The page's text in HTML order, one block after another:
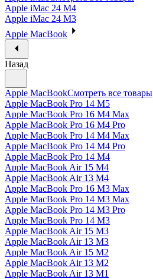
Apple iMac 24 M4
Apple iMac 24 M3
Apple MacBook
Назад
Apple MacBookСмотреть все товары
Apple MacBook Pro 14 M5
Apple MacBook Pro 16 M4 Max
Apple MacBook Pro 16 M4 Pro
Apple MacBook Pro 14 M4 Max
Apple MacBook Pro 14 M4 Pro
Apple MacBook Pro 14 M4
Apple MacBook Air 15 M4
Apple MacBook Air 13 M4
Apple MacBook Pro 16 M3 Max
Apple MacBook Pro 14 M3 Max
Apple MacBook Pro 14 M3 Pro
Apple MacBook Pro 14 M3
Apple MacBook Air 15 M3
Apple MacBook Air 13 M3
Apple MacBook Air 15 M2
Apple MacBook Air 13 M2
Apple MacBook Air 13 M1